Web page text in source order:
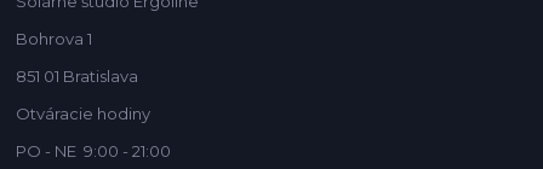
Bohrova 1
851 01 Bratislava
Otváracie hodiny
PO - NE 9:00 - 21:00